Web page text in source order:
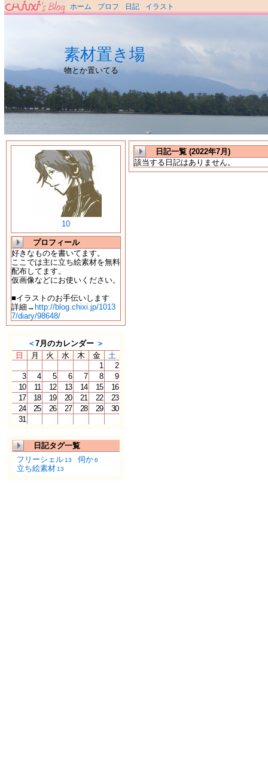
ホーム プロフ 日記 イラスト
素材置き場
物とか置いてる
10
プロフィール
好きなものを書いてます。
ここでは主に立ち絵素材を無料
配布してます。
仮画像などにお使いください。
■イラストのお手伝いします
詳細→ http://blog.chixi.jp/1013
7/diary/98648/
＜7月のカレンダー ＞
日
月 火 水 木 金
土
1
2
3
4 5 6 7 8
9
10
11 12 13 14 15
16
17
18 19 20 21 22
23
24
25 26 27 28 29
30
31
日記タグ一覧
フリーシェル 13 伺か6
立ち絵素材 13
日記一覧 (2022年7月)
該当する日記はありません。